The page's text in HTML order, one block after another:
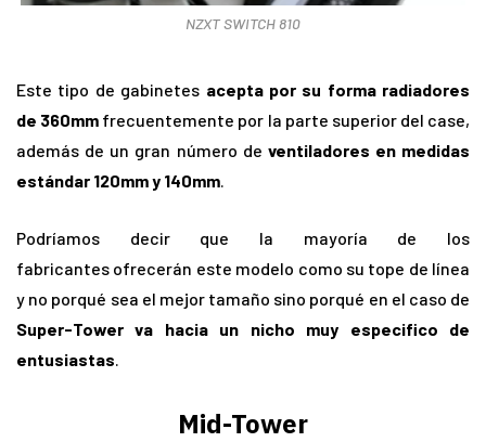
NZXT SWITCH 810
Este tipo de gabinetes acepta por su forma radiadores
de 360mm frecuentemente por la parte superior del case,
además de un gran número de ventiladores en medidas
estándar 120mm y 140mm.
Podríamos decir que la mayoría de los
fabricantes ofrecerán este modelo como su tope de línea
y no porqué sea el mejor tamaño sino porqué en el caso de
Super-Tower va hacia un nicho muy especifico de
entusiastas.
Mid-Tower